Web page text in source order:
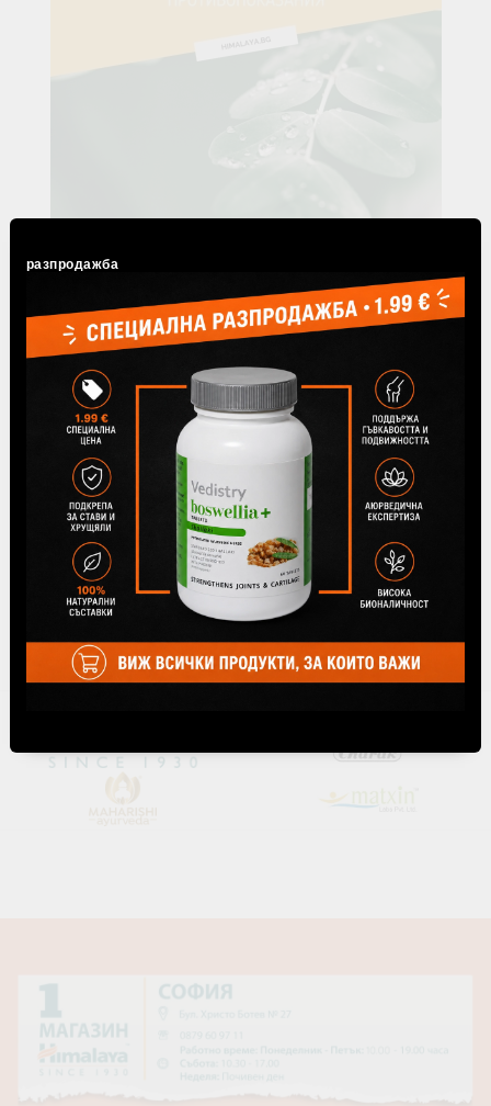
Моринга – ползи, свойства и
противопоказания
Моринга е хранително растение с богат състав и дълга
история на употреба в Индия и Аюрведа. Листата ѝ
съдържат растителни белтъчини, фибри, витамини,...
ВИЖ ВСИЧКИ
Производители
разпродажба